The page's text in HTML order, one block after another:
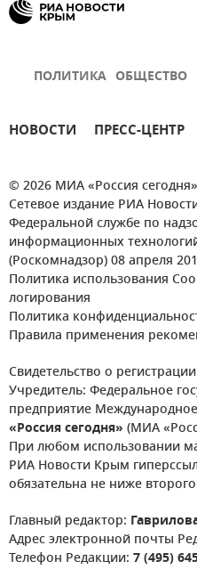
ПОЛИТИКА ОБЩЕСТВО
НОВОСТИ ПРЕСС-ЦЕНТР
© 2026 МИА «Россия сегодня»
Сетевое издание РИА
Федеральной службе по
информационных
(Роскомнадзор) 08 апреля
Политика использования
логирования
Политика
Правила применения
Свидетельство о
Учредитель: Федеральное
предприятие
«Россия сегодня» (МИА
При любом использовании
РИА Новости Крым
обязательна не ниже
Главный редактор:
Адрес электронной почты
Телефон Редакции: 7 (495)